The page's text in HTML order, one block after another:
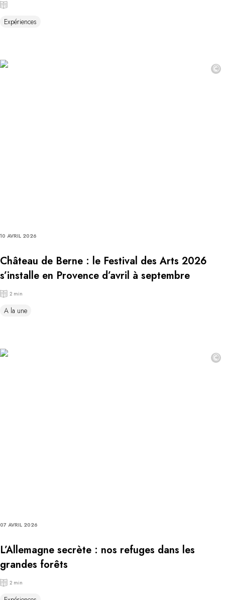
Expériences
©
10 AVRIL 2026
Château de Berne : le Festival des Arts 2026
s’installe en Provence d’avril à septembre
2 min
A la une
©
07 AVRIL 2026
L’Allemagne secrète : nos refuges dans les
grandes forêts
2 min